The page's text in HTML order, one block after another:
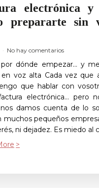
electrónica y
prepararte sin
No hay comentarios
dónde empezar… y
en voz alta Cada vez que
que hablar con
electrónica… pero
nos damos cuenta de lo
muchos pequeños
ni dejadez. Es miedo al